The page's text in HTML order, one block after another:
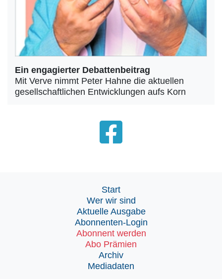
Ein engagierter Debattenbeitrag
Mit Verve nimmt Peter Hahne die aktuellen
gesellschaftlichen Entwicklungen aufs Korn
Start
Wer wir sind
Aktuelle Ausgabe
Abonnenten-Login
Abonnent werden
Abo Prämien
Archiv
Mediadaten